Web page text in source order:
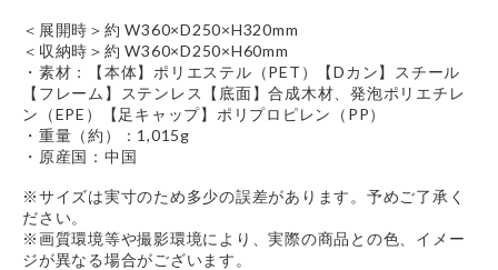
＜展開時＞約 W360×D250×H320mm
＜収納時＞約 W360×D250×H60mm
・素材：【本体】ポリエステル（PET）【Dカン】スチール
【フレーム】ステンレス【底面】合成木材、発泡ポリエチレ
ン（EPE）【足キャップ】ポリプロピレン（PP）
・重量（約）：1,015g
・原産国：中国
※サイズは実寸のため多少の誤差があります。予めご了承く
ださい。
※画質環境等や撮影環境により、実際の商品との色、イメー
ジが異なる場合がございます。